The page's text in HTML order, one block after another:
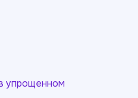
упрощенном